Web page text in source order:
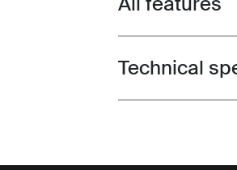
Technical